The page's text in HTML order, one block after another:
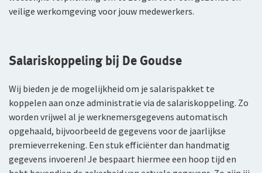
veilige werkomgeving voor jouw medewerkers.
Salariskoppeling bij De Goudse
Wij bieden je de mogelijkheid om je salarispakket te
koppelen aan onze administratie via de salariskoppeling. Zo
worden vrijwel al je werknemersgegevens automatisch
opgehaald, bijvoorbeeld de gegevens voor de jaarlijkse
premieverrekening. Een stuk efficiënter dan handmatig
gegevens invoeren! Je bespaart hiermee een hoop tijd en